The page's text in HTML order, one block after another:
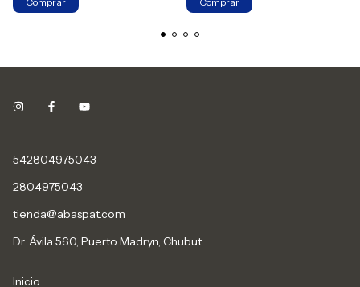
542804975043
2804975043
tienda@abaspat.com
Dr. Ávila 560, Puerto Madryn, Chubut
Inicio